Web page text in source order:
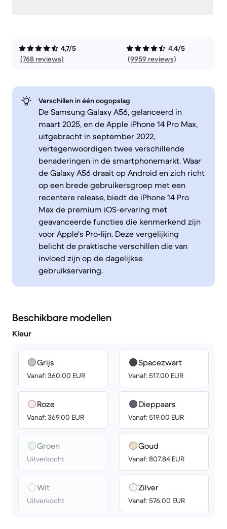
4,7/5
(768 reviews)
4,4/5
(9959 reviews)
Verschillen in één oogopslag
De Samsung Galaxy A56, gelanceerd in
maart 2025, en de Apple iPhone 14 Pro Max,
uitgebracht in september 2022,
vertegenwoordigen twee verschillende
benaderingen in de smartphonemarkt. Waar
de Galaxy A56 draait op Android en zich richt
op een brede gebruikersgroep met een
recentere release, biedt de iPhone 14 Pro
Max de premium iOS-ervaring met
geavanceerde functies die kenmerkend zijn
voor Apple's Pro-lijn. Deze vergelijking
belicht de praktische verschillen die van
invloed zijn op de dagelijkse
gebruikservaring.
Beschikbare modellen
Kleur
Grijs
Vanaf: 360.00 EUR
Roze
Vanaf: 369.00 EUR
Groen
Uitverkocht
Wit
Uitverkocht
Spacezwart
Vanaf: 517.00 EUR
Dieppaars
Vanaf: 519.00 EUR
Goud
Vanaf: 807.84 EUR
Zilver
Vanaf: 576.00 EUR